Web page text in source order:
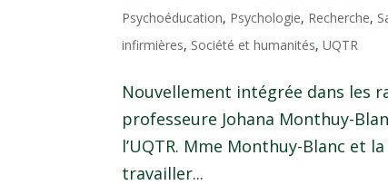
Psychoéducation, Psychologie, Recherche,
infirmières, Société et humanités,UQTR
Nouvellement intégrée dans les
professeure Johana Monthuy-
l’UQTR. Mme Monthuy-Blanc et
travailler...